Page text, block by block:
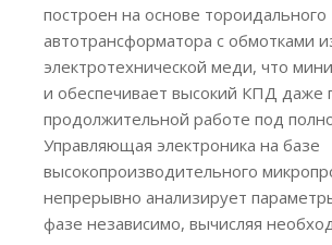
построен на основе тороидального
автотрансформатора с обмотками
электротехнической меди, что
и обеспечивает высокий КПД даже
продолжительной работе под
Управляющая электроника на базе
высокопроизводительного
непрерывно анализирует
фазе независимо, вычисляя